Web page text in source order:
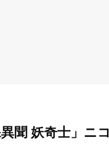
聞 妖奇士」ニコ